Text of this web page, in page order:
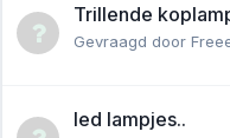
Trillende
Gevraagd door
led lampjes..